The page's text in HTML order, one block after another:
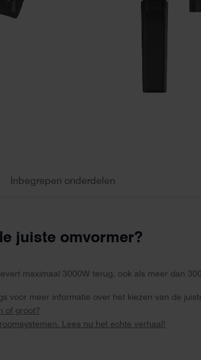
Inbegrepen onderdelen
juiste omvormer?
maximaal 3000W terug, ook als meer dan
voor meer informatie over het kiezen van de
of groot?
Lees nu het echte verhaal!